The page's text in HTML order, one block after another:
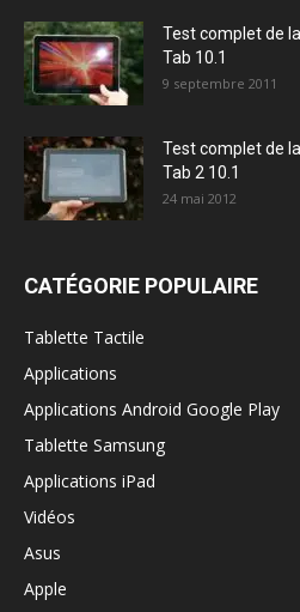
Test complet de
Tab 10.1
9 septembre 2011
Test complet de
Tab 2 10.1
24 mai 2012
CATÉGORIE POPULAIRE
Tablette Tactile
Applications
Applications Android Google Play
Tablette Samsung
Applications iPad
Vidéos
Asus
Apple